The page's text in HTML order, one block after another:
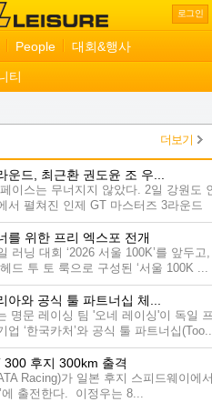
로그인
People 대회&행사
티
더보기
운드, 최근환 권도윤 조 우...
이스는 무너지지 않았다. 2일 강원도
서 펼쳐진 인제 GT 마스터즈 3라운드
를 위한 프리 엑스포 전개
러닝 대회 ‘2026 서울 100K’를 앞두고,
드 투 토 룩으로 구성된 ‘서울 100K ...
아와 공식 툴 파트너십 체...
명문 레이싱 팀 '오네 레이싱'이 독일
업 ‘한국카처’와 공식 툴 파트너십
후지 300km 출격
Racing)가 일본 후지 스피드웨이에
에 출전한다. 이정우는 8...